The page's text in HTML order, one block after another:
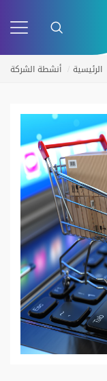
الرئيسية ﺃﻧﺸﻄﺔ ﺍﻟﺸﺮﻛﺔ